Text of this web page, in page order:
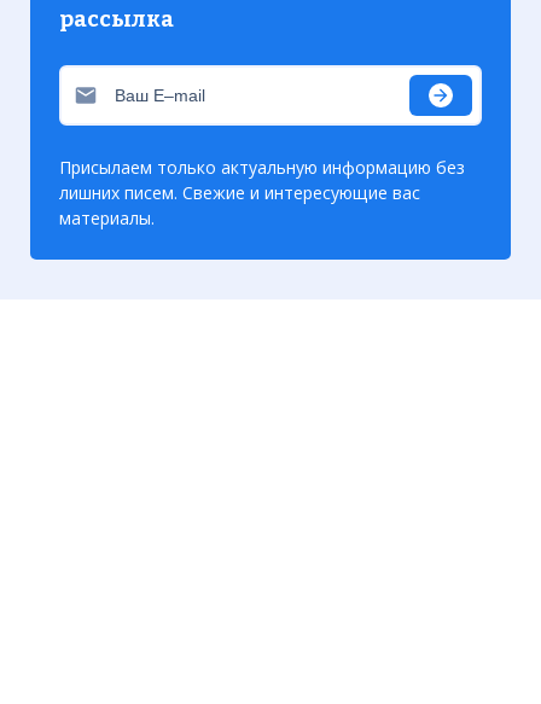
рассылка
Присылаем только актуальную информацию без
лишних писем. Свежие и интересующие вас
материалы.